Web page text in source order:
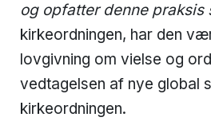
og opfatter denne
kirkeordningen, har den
lovgivning om vielse og
vedtagelsen af nye global
kirkeordningen.